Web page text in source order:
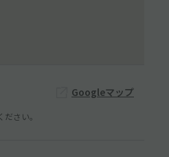
Googleマップ
さい。